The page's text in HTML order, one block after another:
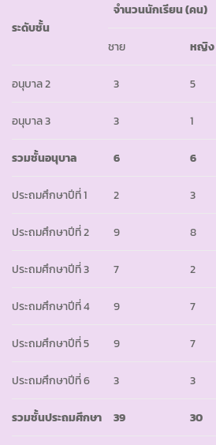
ระดับชั้น
จำนวนนักเรียน (คน)
ชาย หญิง
อนุบาล 2 3 5
อนุบาล 3 3 1
รวมชั้นอนุบาล 6 6
ประถมศึกษาปีที่ 1 2 3
ประถมศึกษาปีที่ 2 9 8
ประถมศึกษาปีที่ 3 7 2
ประถมศึกษาปีที่ 4 9 7
ประถมศึกษาปีที่ 5 9 7
ประถมศึกษาปีที่ 6 3 3
รวมชั้นประถมศึกษา 39 30